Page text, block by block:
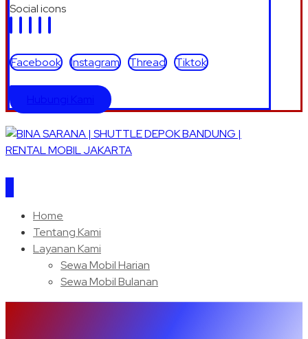
Social icons
Facebook Instagram Thread Tiktok
Home
Tentang Kami
Layanan Kami
Sewa Mobil Harian
Sewa Mobil Bulanan